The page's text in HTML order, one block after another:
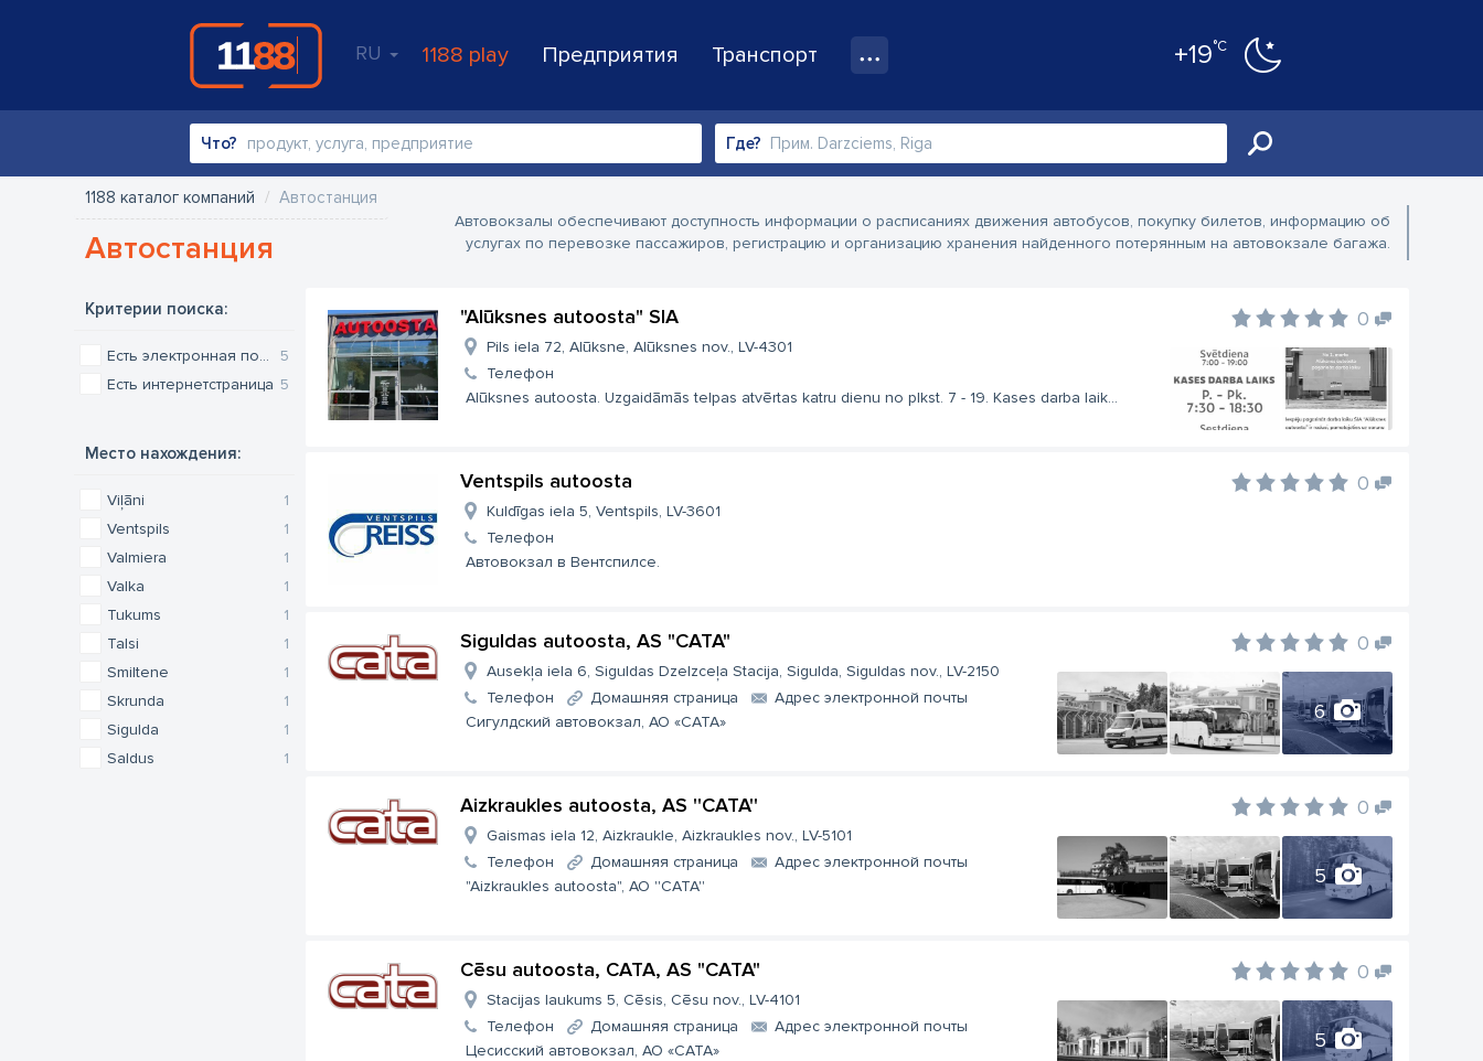
RU 1188 play Предприятия Транспорт +19°C
Что? Где?
1188 каталог компаний Автостанция
Автостанция
Автовокзалы обеспечивают доступность информации о расписаниях движения автобусов, покупку билетов, информацию об
услугах по перевозке пассажиров, регистрацию и организацию хранения найденного потерянным на автовокзале багажа.
Критерии поиска:
5
Есть электронная почта
5
Есть интернетстраница
Место нахождения:
1
Viļāni
1
Ventspils
1
Valmiera
1
Valka
1
Tukums
1
Talsi
1
Smiltene
1
Skrunda
1
Sigulda
1
Saldus
"Alūksnes autoosta" SIA 0
Pils iela 72, Alūksne, Alūksnes nov., LV-4301
Телефон
Alūksnes autoosta. Uzgaidāmās telpas atvērtas katru dienu no plkst. 7 - 19. Kases darba laik...
Ventspils autoosta 0
Kuldīgas iela 5, Ventspils, LV-3601
Телефон
Автовокзал в Вентспилсе.
Siguldas autoosta, AS "CATA" 0
6
Ausekļa iela 6, Siguldas Dzelzceļa Stacija, Sigulda, Siguldas nov., LV-2150
Телефон
Домашняя страница
Aдрес электронной почты
Сигулдский автовокзал, АО «CATA»
Aizkraukles autoosta, AS ''CATA'' 0
5
Gaismas iela 12, Aizkraukle, Aizkraukles nov., LV-5101
Телефон
Домашняя страница
Aдрес электронной почты
"Aizkraukles autoosta", АО ''CATA''
Cēsu autoosta, CATA, AS "CATA" 0
5
Stacijas laukums 5, Cēsis, Cēsu nov., LV-4101
Телефон
Домашняя страница
Aдрес электронной почты
Цесисский автовокзал, АО «CATA»